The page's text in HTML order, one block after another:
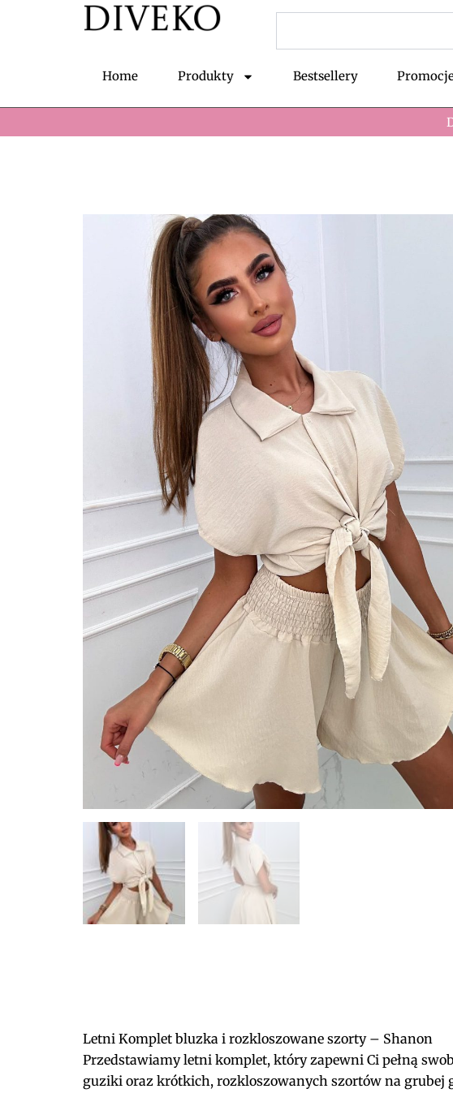
Home Produkty Bestsellery
Letni Komplet bluzka i rozkloszowane szorty – Shanon
Przedstawiamy letni komplet, który zapewni Ci pełną
guziki oraz krótkich, rozkloszowanych szortów na grubej